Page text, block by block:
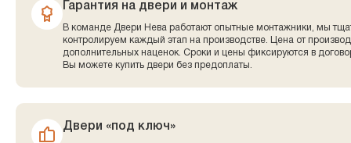
Гарантия на двери и монтаж
В команде Двери Нева работают опытные монтажники, мы
контролируем каждый этап на производстве. Цена от
дополнительных наценок. Сроки и цены фиксируются в
Вы можете купить двери без предоплаты.
Двери «под ключ»